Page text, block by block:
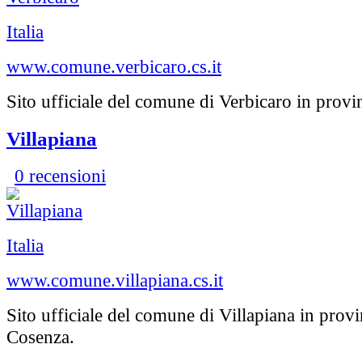
Italia
www.comune.verbicaro.cs.it
Sito ufficiale del comune di Verbicaro in
Villapiana
0 recensioni
Italia
www.comune.villapiana.cs.it
Sito ufficiale del comune di Villapiana in
Cosenza.